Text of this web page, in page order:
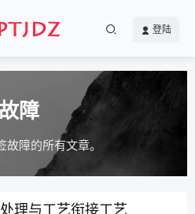
登陆
故障
故障的所有文章。
理与工艺衔接工艺